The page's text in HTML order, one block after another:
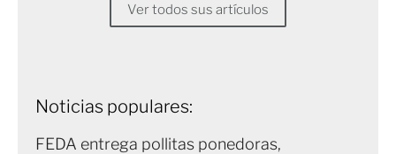
Ver todos sus artículos
Noticias populares:
FEDA entrega pollitas ponedoras,